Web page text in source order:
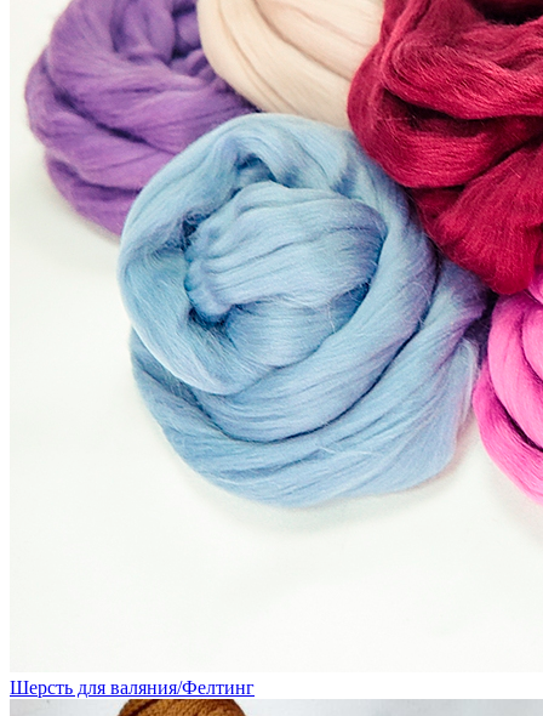
Шерсть для валяния/Фелтинг